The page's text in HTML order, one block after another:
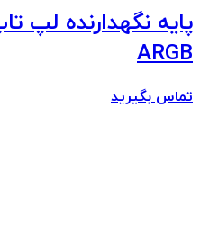
ARGB
تماس بگیرید